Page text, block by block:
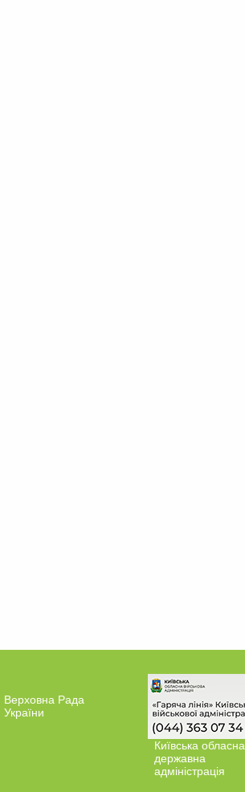
Верховна Рада
України
Київська обласна
державна
адміністрація